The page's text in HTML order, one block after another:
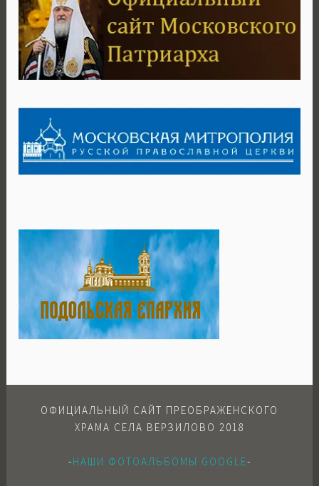
ОФИЦИАЛЬНЫЙ САЙТ ПРЕОБРАЖЕНСКОГО
ХРАМА СЕЛА ВЕРЗИЛОВО 2018
-НАШИ ФОТОАЛЬБОМЫ GOOGLE-